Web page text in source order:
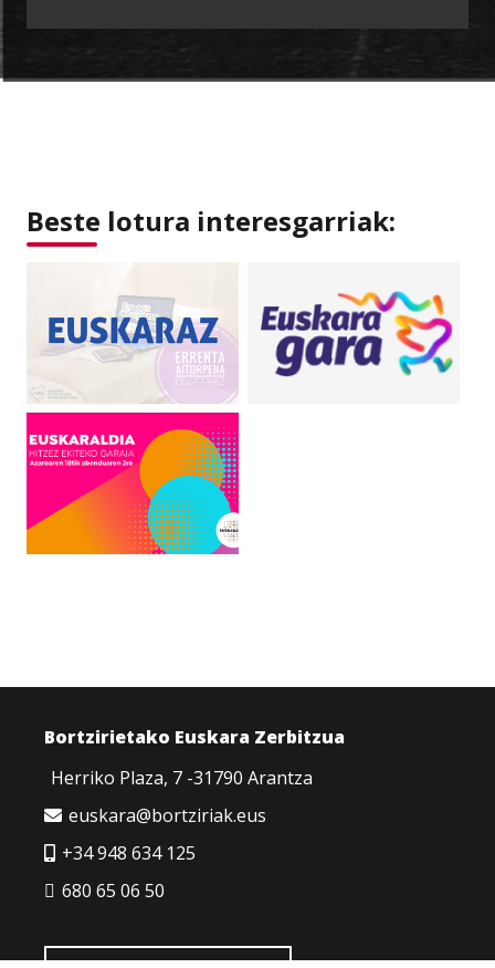
Beste lotura interesgarriak:
Bortzirietako Euskara Zerbitzua
Herriko Plaza, 7 -31790 Arantza
euskara@bortziriak.eus
+34 948 634 125
680 65 06 50